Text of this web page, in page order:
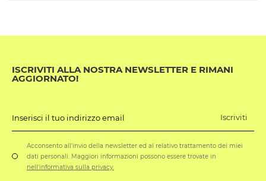
ISCRIVITI ALLA NOSTRA NEWSLETTER E RIMANI
AGGIORNATO!
Inserisci il tuo indirizzo email Iscriviti
Acconsento all'invio della newsletter ed al relativo trattamento dei miei
dati personali. Maggiori informazioni possono essere trovate in
nell'informativa sulla privacy.